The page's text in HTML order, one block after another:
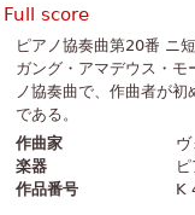
Full score
ピアノ協奏曲第20番 ニ
ガング・アマデウス・モ
ノ協奏曲で、作曲者が
である。
作曲家
楽器
作品番号
K